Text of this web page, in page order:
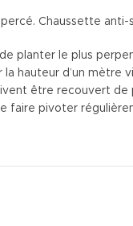
Chaussette
planter le plus
hauteur d’un mètre
être recouvert
faire pivoter